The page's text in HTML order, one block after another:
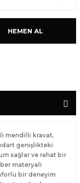
HEMEN AL
mendilli kravat,
genişlikteki
sağlar ve rahat bir
materyali
bir deneyim